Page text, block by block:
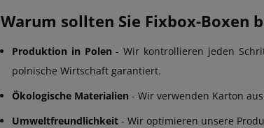
Warum sollten Sie Fixbox-Boxen
Produktion in Polen - Wir kontrollieren jeden
polnische Wirtschaft garantiert.
Ökologische Materialien - Wir verwenden Karton
Umweltfreundlichkeit - Wir optimieren unsere